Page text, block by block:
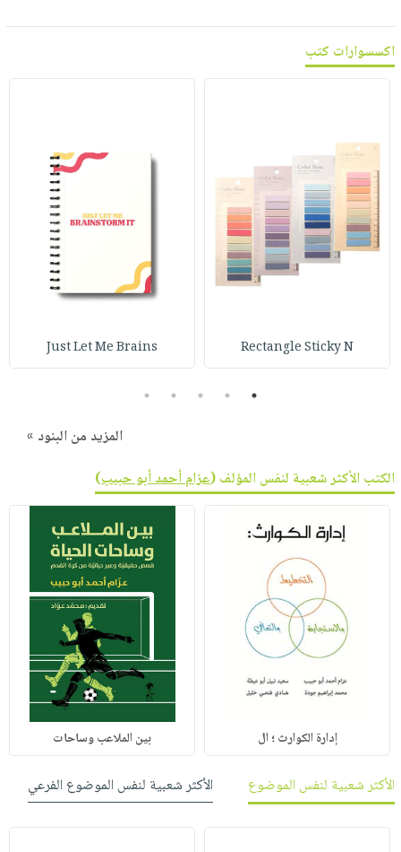
اكسسوارات كتب
Rectangle Sticky N
Just Let Me Brains
1
2
3
4
5
المزيد من البنود »
الكتب الأكثر شعبية لنفس المؤلف (عزام أحمد أبو حبيب)
إدارة الكوارث ؛ ال بين الملاعب وساحات
الأكثر شعبية لنفس الموضوع الأكثر شعبية لنفس الموضوع الفرعي